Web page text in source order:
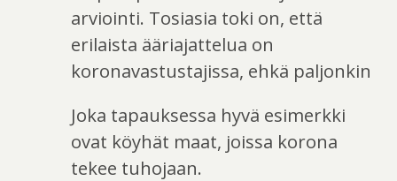
arviointi. Tosiasia toki on, että
erilaista ääriajattelua on
koronavastustajissa, ehkä paljonkin
Joka tapauksessa hyvä esimerkki
ovat köyhät maat, joissa korona
tekee tuhojaan.